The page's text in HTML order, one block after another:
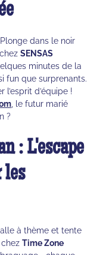
dans le noir
chezSENSAS
minutes de la
fun que surprenants.
d’équipe !
, le futur marié
?
: L'escape
les
à thème et tente
chezTime Zone